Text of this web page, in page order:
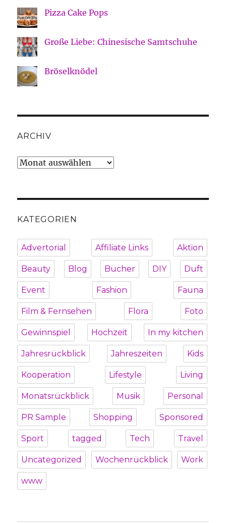
Pizza Cake Pops
Große Liebe: Chinesische Samtschuhe
Bröselknödel
ARCHIV
Archiv
KATEGORIEN
Advertorial Affiliate Links Aktion
Beauty Blog Bücher DIY Duft
Event Fashion Fauna
Film & Fernsehen Flora Foto
Gewinnspiel Hochzeit In my kitchen
Jahresrückblick Jahreszeiten Kids
Kooperation Lifestyle Living
Monatsrückblick Musik Personal
PR Sample Shopping Sponsored
Sport tagged Tech Travel
Uncategorized Wochenrückblick Work
www